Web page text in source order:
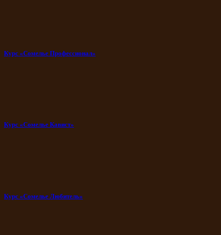
Курс «Сомелье Профессионал»
Курс «Сомелье Кавист»
Курс «Сомелье Любитель»